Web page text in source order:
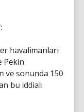
havalimanları
Pekin
ve sonunda 150
bu iddialı